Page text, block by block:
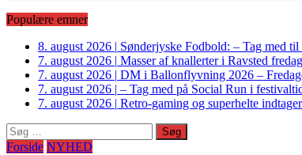
Populære emner
8. august 2026 | Sønderjyske Fodbold: – Tag med
7. august 2026 | Masser af knallerter i Ravsted
7. august 2026 | DM i Ballonflyvning 2026 –
7. august 2026 | – Tag med på Social Run i
7. august 2026 | Retro-gaming og superhelte
Søg
efter:
Forside NYHED